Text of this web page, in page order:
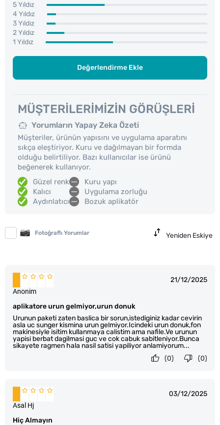
5 Yıldız
4 Yıldız
3 Yıldız
2 Yıldız
1 Yıldız
Değerlendirme Ekle
MÜŞTERILERIMIZIN GÖRÜŞLERI
Yorumların Yapay Zeka Özeti
Müşteriler, ürünün yapısını ve uygulama aparatını
sıkça eleştiriyor. Kuru ve dağılmayan bir formda
olduğu belirtiliyor. Bazı kullanıcılar ise ürünü
beğenerek kullanıyor.
Güzel renk
Kalıcı
Aydınlatıcı
Kuru yapı
Uygulama zorluğu
Bozuk aplikatör
Fotoğraflı Yorumlar Yeniden Eskiye
21/12/2025
aplikatore urun gelmiyor,urun donuk
Urunun paketi zaten baslica bir sorun,istediginiz kadar cevirin
asla uc sunger kismina urun gelmiyor.Icindeki urun donuk,fon
makinesiyle isitim kullanmaya calistim ama nafile.Ve urunun
yapisi berbat dagilmasi guc ve cok cabuk sabitleniyor.Bunca
sikayete ragmen hala nasil satisi yapiliyor anlamiyorum...
Anonim
(0)
(0)
03/12/2025
Hiç Almayın
Asal Hj